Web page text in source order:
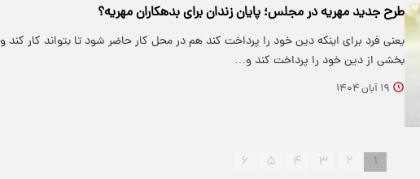
طرح جدید مهریه در مجلس؛ پایان زندان برای بدهکاران مهریه؟
یعنی فرد برای اینکه دین خود را پرداخت کند هم در محل کار حاضر شود تا بتواند کار کند و
بخشی از دین خود را پرداخت کند و…
۱۹ آبان ۱۴۰۴
۱ ۲ ۳ ۴ ۵ ۶